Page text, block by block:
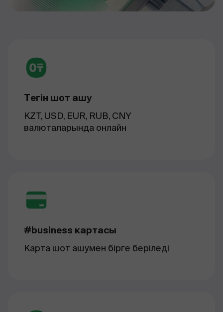
Тегін шот ашу
KZT, USD, EUR, RUB, CNY
валюталарында онлайн
#business картасы
Карта шот ашумен бірге беріледі